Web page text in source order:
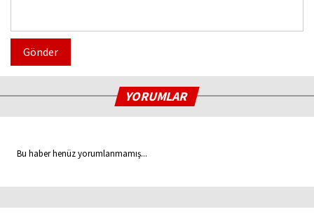
Gönder
YORUMLAR
Bu haber henüz yorumlanmamış...